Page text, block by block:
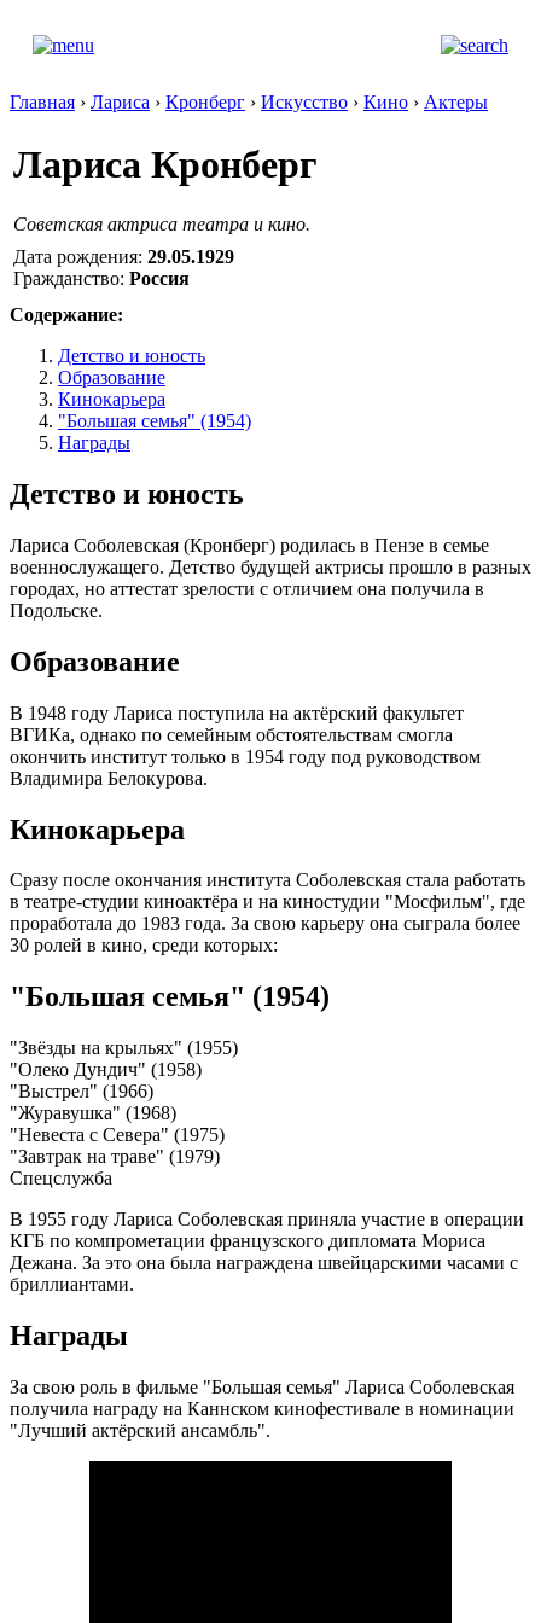
Главная › Лариса › Кронберг › Искусство › Кино › Актеры
Лариса Кронберг
Cоветская актриса театра и кино.
Дата рождения: 29.05.1929
Гражданство: Россия
Содержание:
Детство и юность
Образование
Кинокарьера
"Большая семья" (1954)
Награды
Детство и юность
Лариса Соболевская (Кронберг) родилась в Пензе в семье
военнослужащего. Детство будущей актрисы прошло в разных
городах, но аттестат зрелости с отличием она получила в
Подольске.
Образование
В 1948 году Лариса поступила на актёрский факультет
ВГИКа, однако по семейным обстоятельствам смогла
окончить институт только в 1954 году под руководством
Владимира Белокурова.
Кинокарьера
Сразу после окончания института Соболевская стала работать
в театре-студии киноактёра и на киностудии "Мосфильм", где
проработала до 1983 года. За свою карьеру она сыграла более
30 ролей в кино, среди которых:
"Большая семья" (1954)
"Звёзды на крыльях" (1955)
"Олеко Дундич" (1958)
"Выстрел" (1966)
"Журавушка" (1968)
"Невеста с Севера" (1975)
"Завтрак на траве" (1979)
Спецслужба
В 1955 году Лариса Соболевская приняла участие в операции
КГБ по компрометации французского дипломата Мориса
Дежана. За это она была награждена швейцарскими часами с
бриллиантами.
Награды
За свою роль в фильме "Большая семья" Лариса Соболевская
получила награду на Каннском кинофестивале в номинации
"Лучший актёрский ансамбль".